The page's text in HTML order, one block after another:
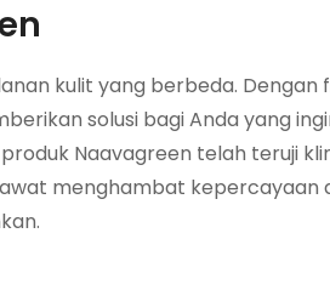
kulit yang berbeda.
solusi bagi Anda yang
Naavagreen telah teruji
menghambat kepercayaan